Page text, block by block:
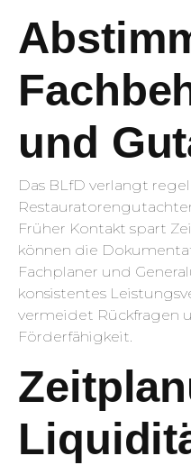
und
Das BLfD verlangt
Früher Kontakt spart
können die
Fachplaner und
konsistentes
vermeidet Rückfragen
Förderfähigkeit.